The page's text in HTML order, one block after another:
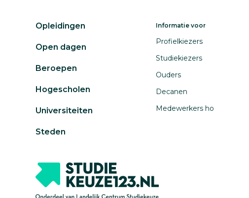
Opleidingen
Open dagen
Beroepen
Hogescholen
Universiteiten
Steden
Informatie voor
Profielkiezers
Studiekiezers
Ouders
Decanen
Medewerkers ho